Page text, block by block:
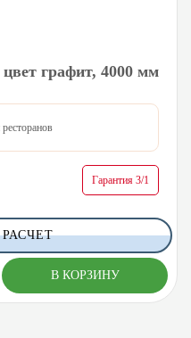
графит, 4000 мм
Гарантия 3/1